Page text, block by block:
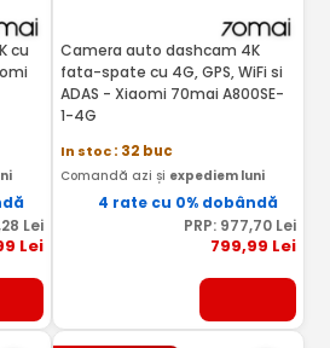
cu
Lei
Lei
Camera auto dashcam 4K
fata-spate cu 4G, GPS, WiFi si
ADAS - Xiaomi 70mai A800SE-
1-4G
In stoc: 32 buc
Comandă azi și expediem luni
4 rate cu 0% dobândă
PRP: 977,70 Lei
799,99 Lei